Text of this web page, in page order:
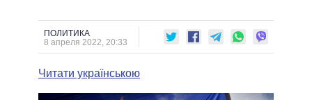
МЭРЫ
ВСЕ ПЕРСОНЫ
СРАВНЕНИЕ ПОЛИТИКОВ
ПОЛИТИКА
8 апреля 2022, 20:33
Читати українською